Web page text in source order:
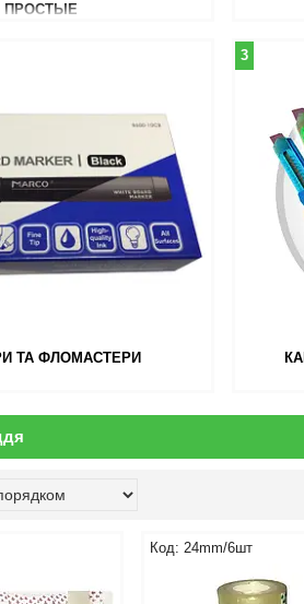
ПРОСТЫЕ
ТА ФЛОМАСТЕРИ
3
24mm/6шт